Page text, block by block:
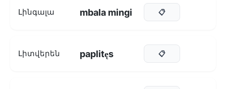
Լինգալա mbala mingi 📋
Լիտվերեն paplitęs 📋